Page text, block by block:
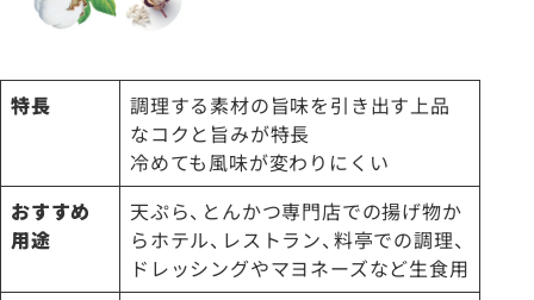
特長
調理する素材の旨味を引き出す上品
なコクと旨みが特長
冷めても風味が変わりにくい
おすすめ
用途
天ぷら、とんかつ専門店での揚げ物か
らホテル、レストラン、料亭での調理、
ドレッシングやマヨネーズなど生食用